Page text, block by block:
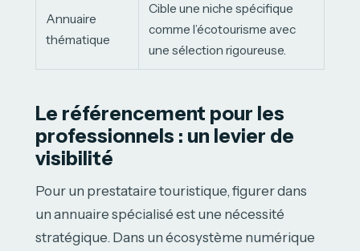
Annuaire
thématique
Cible une niche spécifique
comme l’écotourisme avec
une sélection rigoureuse.
Le référencement pour les
professionnels : un levier de
visibilité
Pour un prestataire touristique, figurer dans
un annuaire spécialisé est une nécessité
stratégique. Dans un écosystème numérique